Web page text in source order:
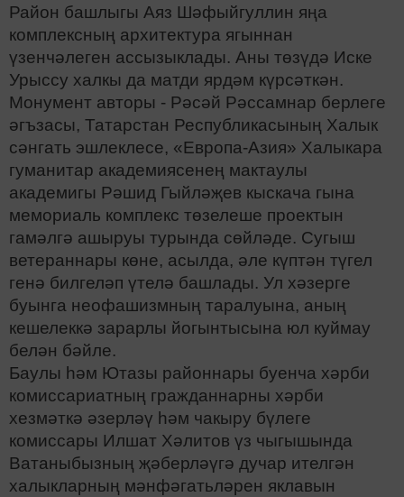
Район башлыгы Аяз Шәфыйгуллин яңа
комплексның архитектура ягыннан
үзенчәлеген ассызыклады. Аны төзүдә Иске
Урыссу халкы да матди ярдәм күрсәткән.
Монумент авторы - Рәсәй Рәссамнар берлеге
әгъзасы, Татарстан Республикасының Халык
сәнгать эшлеклесе, «Европа-Азия» Халыкара
гуманитар академиясенең мактаулы
академигы Рәшид Гыйләҗев кыскача гына
мемориаль комплекс төзелеше проектын
гамәлгә ашыруы турында сөйләде. Сугыш
ветераннары көне, асылда, әле күптән түгел
генә билгеләп үтелә башлады. Ул хәзерге
буынга неофашизмның таралуына, аның
кешелеккә зарарлы йогынтысына юл куймау
белән бәйле.
Баулы һәм Ютазы районнары буенча хәрби
комиссариатның гражданнарны хәрби
хезмәткә әзерләү һәм чакыру бүлеге
комиссары Илшат Хәлитов үз чыгышында
Ватаныбызның җәберләүгә дучар ителгән
халыкларның мәнфәгатьләрен яклавын